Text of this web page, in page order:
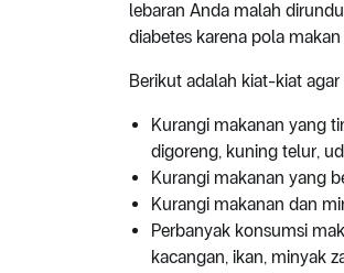
lebaran Anda malah
diabetes karena pola
Berikut adalah kiat-kiat
Kurangi makanan yang
digoreng, kuning telur,
Kurangi makanan yang
Kurangi makanan dan
Perbanyak konsumsi
kacangan, ikan, minyak